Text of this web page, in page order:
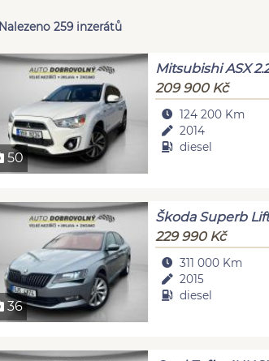
Nalezeno 259 inzerátů
50
Mitsubishi ASX
209 900 Kč
124 200 Km
2014
diesel
36
Škoda Superb
229 990 Kč
311 000 Km
2015
diesel